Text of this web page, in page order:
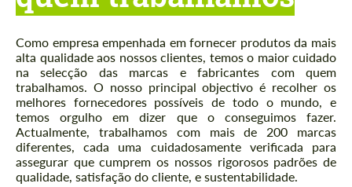
Como empresa empenhada em fornecer produtos da mais
alta qualidade aos nossos clientes, temos o maior cuidado
na selecção das marcas e fabricantes com quem
trabalhamos. O nosso principal objectivo é recolher os
melhores fornecedores possíveis de todo o mundo, e
temos orgulho em dizer que o conseguimos fazer.
Actualmente, trabalhamos com mais de 200 marcas
diferentes, cada uma cuidadosamente verificada para
assegurar que cumprem os nossos rigorosos padrões de
qualidade, satisfação do cliente, e sustentabilidade.